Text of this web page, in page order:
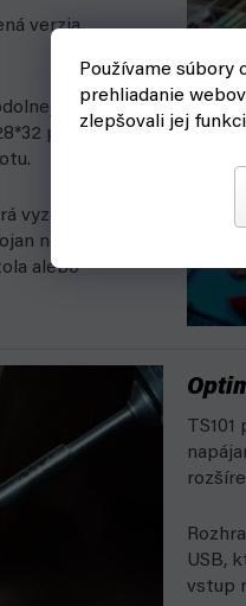
Používame súbory
prehliadanie
zlepšovali jej
verzia
a používa
pixelov, ktorý
vyzerá ako hlava
na podoprenie
alebo
USB,
vstup